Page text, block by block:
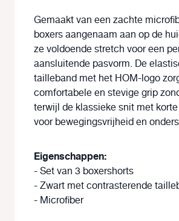
Gemaakt van een zachte
boxers aangenaam aan op de
ze voldoende stretch voor een
aansluitende pasvorm. De
tailleband met het HOM-logo
comfortabele en stevige grip
terwijl de klassieke snit met
voor bewegingsvrijheid en
Eigenschappen:
- Set van 3 boxershorts
- Zwart met contrasterende
- Microfiber